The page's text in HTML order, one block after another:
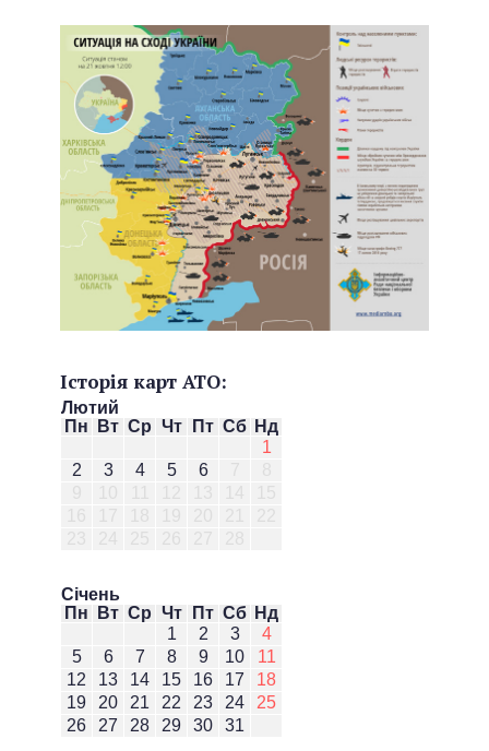
Історія карт АТО:
Лютий
Пн
Вт Ср Чт Пт Сб Нд
1
2
3 4 5 6
Січень
Пн
Вт Ср Чт Пт Сб Нд
1
2 3
4
5
6 7 8 9 10
11
12
13 14 15 16 17
18
19
20 21 22 23 24
25
26
27 28 29 30 31